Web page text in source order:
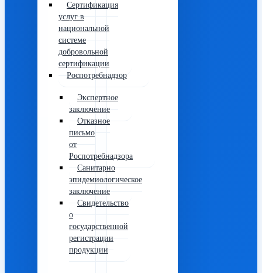
Сертификация
услуг в
национальной
системе
добровольной
сертификации
Роспотребнадзор
Экспертное
заключение
Отказное
письмо
от
Роспотребнадзора
Санитарно
эпидемиологическое
заключение
Свидетельство
о
государственной
регистрации
продукции